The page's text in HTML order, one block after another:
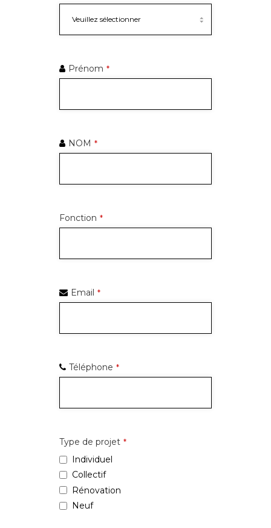
Prénom *
NOM *
Fonction *
Email *
Téléphone *
Type de projet *
Individuel
Collectif
Rénovation
Neuf